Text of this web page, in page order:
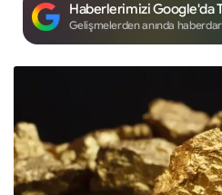
Haberlerimizi Google'da
Gelişmelerden anında